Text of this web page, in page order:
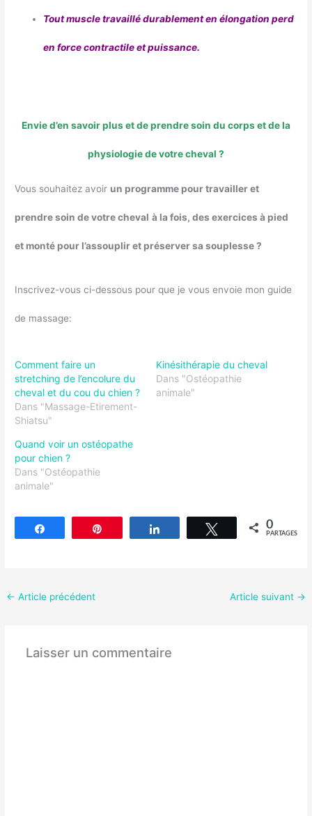
Tout muscle travaillé durablement en élongation perd
en force contractile et puissance.
Envie d’en savoir plus et de prendre soin du corps et de la
physiologie de votre cheval ?
Vous souhaitez avoir un programme pour travailler et
prendre soin de votre cheval à la fois, des exercices à pied
et monté pour l’assouplir et préserver sa souplesse ?
Inscrivez-vous ci-dessous pour que je vous envoie mon guide
de massage:
Comment faire un
stretching de l’encolure du
cheval et du cou du chien ?
Dans "Massage-Etirement-
Shiatsu"
Kinésithérapie du cheval
Dans "Ostéopathie
animale"
Quand voir un ostéopathe
pour chien ?
Dans "Ostéopathie
animale"
Tweetez 0
PARTAGES
← Article précédent Article suivant →
Laisser un commentaire